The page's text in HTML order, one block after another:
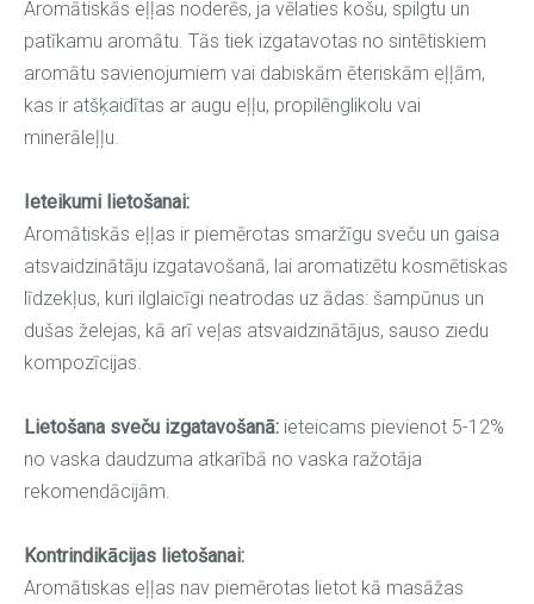
Aromātiskās eļļas noderēs, ja vēlaties košu, spilgtu un
patīkamu aromātu. Tās tiek izgatavotas no sintētiskiem
aromātu savienojumiem vai dabiskām ēteriskām eļļām,
kas ir atšķaidītas ar augu eļļu, propilēnglikolu vai
minerāleļļu.
Ieteikumi lietošanai:
Aromātiskās eļļas ir piemērotas smaržīgu sveču un gaisa
atsvaidzinātāju izgatavošanā, lai aromatizētu kosmētiskas
līdzekļus, kuri ilglaicīgi neatrodas uz ādas: šampūnus un
dušas želejas, kā arī veļas atsvaidzinātājus, sauso ziedu
kompozīcijas.
Lietošana sveču izgatavošanā: ieteicams pievienot 5-12%
no vaska daudzuma atkarībā no vaska ražotāja
rekomendācijām.
Kontrindikācijas lietošanai:
Aromātiskas eļļas nav piemērotas lietot kā masāžas